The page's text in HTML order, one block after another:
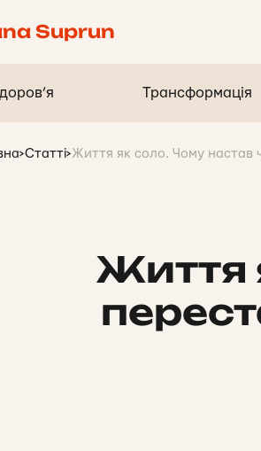
Suprun
Трансформація
>Статті>Життя як соло. Чому настав
Життя